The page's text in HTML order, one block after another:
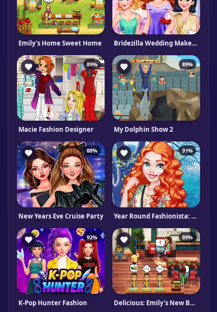
Emily's Home Sweet Home Bridezilla Wedding Makeover
89%
Macie Fashion Designer
89%
My Dolphin Show 2
88%
New Years Eve Cruise Party
91%
Year Round Fashionista: The Scottish Princess
92%
K-Pop Hunter Fashion
89%
Delicious: Emily's New Beginning